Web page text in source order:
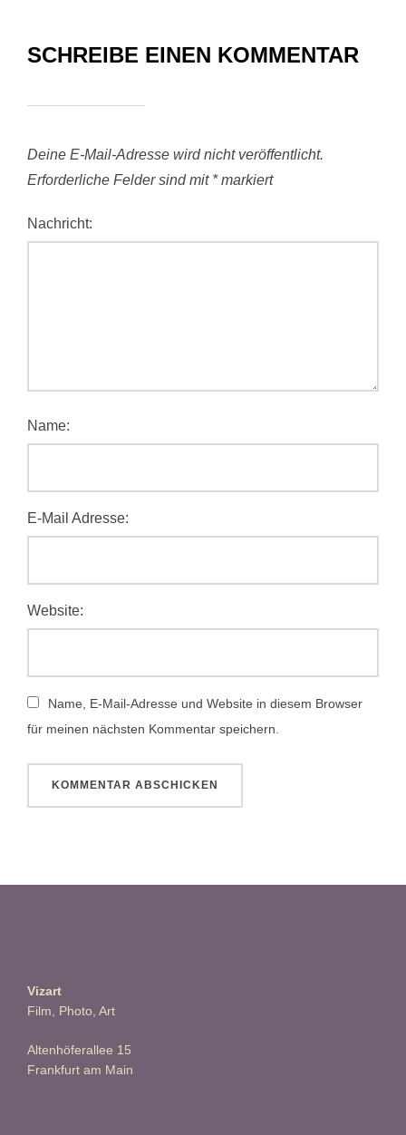
SCHREIBE EINEN KOMMENTAR
Deine E-Mail-Adresse wird nicht veröffentlicht.
Erforderliche Felder sind mit *markiert
Nachricht:
Name:
E-Mail Adresse:
Website:
Name, E-Mail-Adresse und Website in diesem Browser
für meinen nächsten Kommentar speichern.
Vizart
Film, Photo, Art
Altenhöferallee 15
Frankfurt am Main